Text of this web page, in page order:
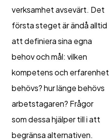
verksamhet avsevärt. Det
första steget är ändå alltid
att definiera sina egna
behov och mål: vilken
kompetens och erfarenhet
behövs? hur länge behövs
arbetstagaren? Frågor
som dessa hjälper till i att
begränsa alternativen.